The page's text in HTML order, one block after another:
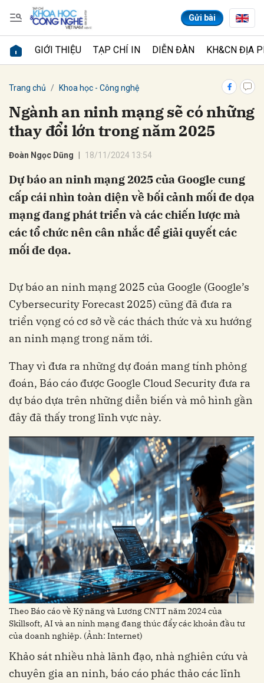
Gửi bài
GIỚI THIỆU TẠP CHÍ IN DIỄN ĐÀN KH&CN ĐỊA
Trang chủ Khoa học - Công nghệ
Ngành an ninh mạng sẽ có những
thay đổi lớn trong năm 2025
Đoàn Ngọc Dũng 18/11/2024 13:54
Dự báo an ninh mạng 2025 của Google cung
cấp cái nhìn toàn diện về bối cảnh mối đe dọa
mạng đang phát triển và các chiến lược mà
các tổ chức nên cân nhắc để giải quyết các
mối đe dọa.
Dự báo an ninh mạng 2025 của Google (Google’s
Cybersecurity Forecast 2025) cũng đã đưa ra
triển vọng có cơ sở về các thách thức và xu hướng
an ninh mạng ​​trong năm tới.
Thay vì đưa ra những dự đoán mang tính phỏng
đoán, Báo cáo được Google Cloud Security đưa ra
dự báo dựa trên những diễn biến và mô hình gần
đây đã thấy trong lĩnh vực này.
Theo Báo cáo về Kỹ năng và Lương CNTT năm 2024 của
Skillsoft, AI và an ninh mạng đang thúc đẩy các khoản đầu tư
của doanh nghiệp. (Ảnh: Internet)
Khảo sát nhiều nhà lãnh đạo, nhà nghiên cứu và
chuyên gia an ninh, báo cáo phác thảo các lĩnh
Gửi bình luận
Hủy Gửi